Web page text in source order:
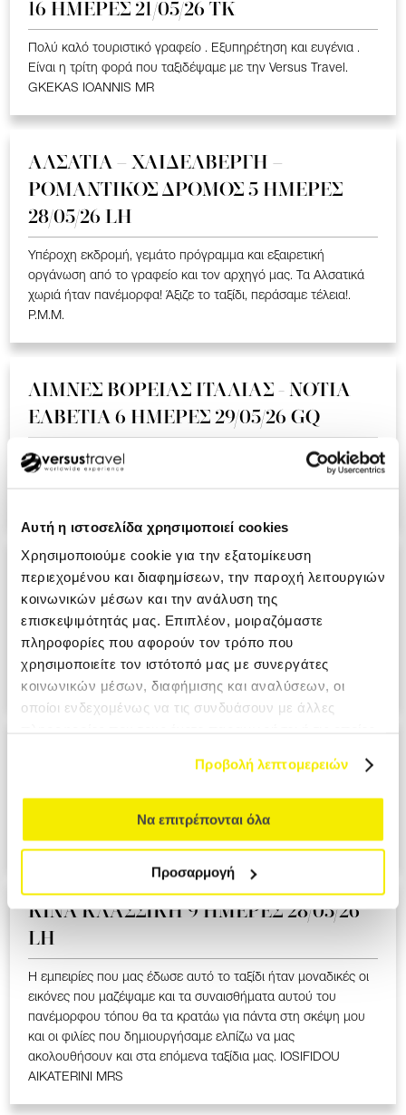
Αυτή η ιστοσελίδα χρησιμοποιεί cookies
Χρησιμοποιούμε cookie για την εξατομίκευση
περιεχομένου και διαφημίσεων, την παροχή λειτουργιών
κοινωνικών μέσων και την ανάλυση της
επισκεψιμότητάς μας. Επιπλέον, μοιραζόμαστε
πληροφορίες που αφορούν τον τρόπο που
χρησιμοποιείτε τον ιστότοπό μας με συνεργάτες
κοινωνικών μέσων, διαφήμισης και αναλύσεων, οι
οποίοι ενδεχομένως να τις συνδυάσουν με άλλες
Προβολή λεπτομερειών
Να επιτρέπονται όλα
Προσαρμογή
16 ΗΜΕΡΕΣ 21/05/26 TK
Πολύ καλό τουριστικό γραφείο . Εξυπηρέτηση και ευγένια .
Είναι η τρίτη φορά που ταξιδέψαμε με την Versus Travel.
GKEKAS IOANNIS MR
ΑΛΣΑΤΙΑ – ΧΑΙΔΕΛΒΕΡΓΗ –
ΡΟΜΑΝΤΙΚΟΣ ΔΡΟΜΟΣ 5 ΗΜΕΡΕΣ
28/05/26 LH
Υπέροχη εκδρομή, γεμάτο πρόγραμμα και εξαιρετική
οργάνωση από το γραφείο και τον αρχηγό μας. Τα Αλσατικά
χωριά ήταν πανέμορφα! Άξιζε το ταξίδι, περάσαμε τέλεια!.
P.M.M.
ΛΙΜΝΕΣ ΒΟΡΕΙΑΣ ΙΤΑΛΙΑΣ - ΝΟΤΙΑ
ΕΛΒΕΤΙΑ 6 ΗΜΕΡΕΣ 29/05/26 GQ
Ειναι η δευτερη συνεχομενη χρονια που ταξιδευουμε μαζι
σας και ημαστε πολυ ευχαριστημενοι απο την εμπειρια!!!.
ΑΝΔΑΛΟΥΣΙΑ - ΓΙΒΡΑΛΤΑΡ 9 ΗΜΕΡΕΣ
28/05/26 A3
Ο επαγγελματισμος σε ολο το μεγαλειο του. Σιγουρα θα το
προτιμησουμε στο επομενο ταξιδι μας. PANAGIOTOPOULOU
ATHANASIA MRS
ΗΜΕΡΕΣ 29/05/26 ΑΖ
ΥΠΕΡΟΧΟ ΤΑΞΙΔΙ ΠΟΥ ΜΑΣ ΕΚΑΝΕ ΝΑ ΣΥΓΚΙΝΗΘΟΥΜΕ ΣΤΑ
ΚΙΝΑ KΛΑΣΣΙΚΗ 9 ΗΜΕΡΕΣ 28/05/26
LH
Η εμπειρίες που μας έδωσε αυτό το ταξίδι ήταν μοναδικές οι
εικόνες που μαζέψαμε και τα συναισθήματα αυτού του
πανέμορφου τόπου θα τα κρατάω για πάντα στη σκέψη μου
και οι φιλίες που δημιουργήσαμε ελπίζω να μας
ακολουθήσουν και στα επόμενα ταξίδια μας. IOSIFIDOU
AIKATERINI MRS